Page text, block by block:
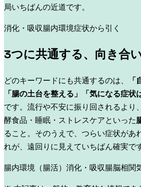
局いちばんの近道です。
消化・吸収腸内環境症状から引く
3つに共通する、向き合
どのキーワードにも共通するのは、
「
「腸の土台を整える」「気になる症状
です。流行や不安に振り回されるより
酵食品・睡眠・ストレスケアといった
ること。そのうえで、つらい症状があ
れが、遠回りに見えていちばん確実で
腸内環境（腸活） 消化・吸収腸脳相関